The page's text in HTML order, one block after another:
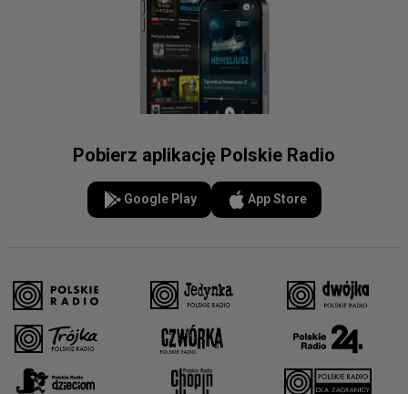
Pobierz aplikację Polskie Radio
Google Play App Store